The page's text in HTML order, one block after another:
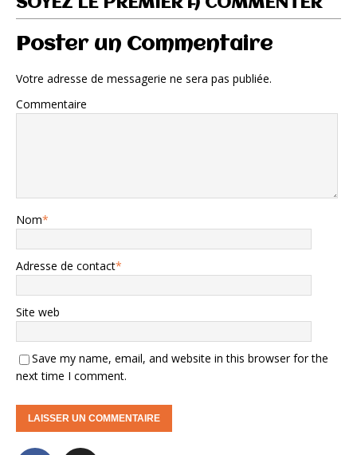
Poster un Commentaire
Votre adresse de messagerie ne sera pas publiée.
Commentaire
Nom*
Adresse de contact*
Site web
Save my name, email, and website in this browser for the
next time I comment.